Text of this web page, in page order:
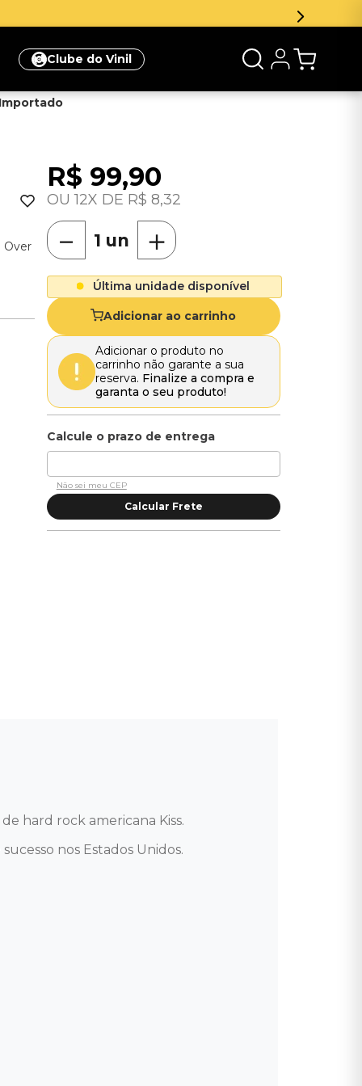
Clube do Vinil
Over
R$ 99,90
12 R$ 8,32
＋
－
Última unidade disponível
Adicionar ao carrinho
Adicionar o produto no
carrinho não garante a sua
reserva. Finalize a compra e
garanta o seu produto!
Não sei meu CEP
hard rock americana Kiss.
nos Estados Unidos.